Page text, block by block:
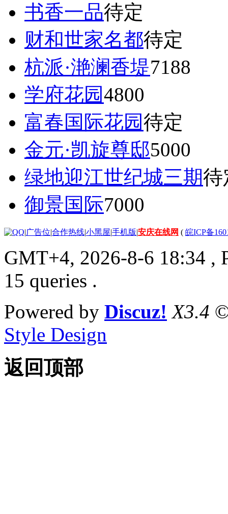
书香一品待定
财和世家名都待定
杭派·滟澜香堤7188
学府花园4800
富春国际花园待定
金元·凯旋尊邸5000
绿地迎江世纪城三期待
御景国际7000
|广告位|合作热线|小黑屋|手机版|安庆在线网 ( 皖ICP备
GMT+4, 2026-8-6 18:34 ,
15 queries .
Powered by Discuz! X3.4
Style Design
返回顶部